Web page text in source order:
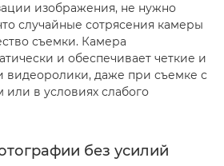
изображения, не нужно
случайные сотрясения камеры
съемки. Камера
и обеспечивает четкие и
видеоролики, даже при съемке с
в условиях слабого
без усилий